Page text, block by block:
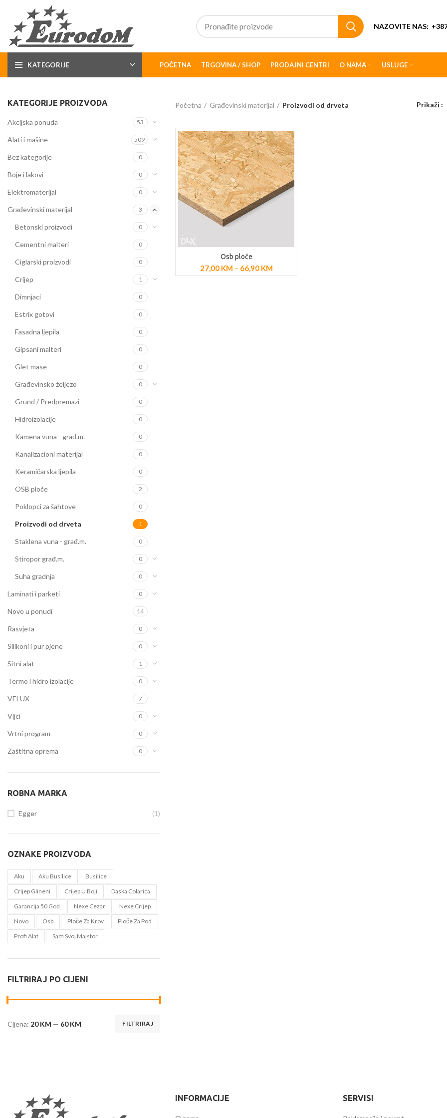
NAZOVITE NAS:
KATEGORIJE POČETNA TRGOVINA / SHOP PRODAJNI CENTRI O NAMA USLUGE
KATEGORIJE PROIZVODA
Akcijska ponuda 53
Alati i mašine 509
Bez kategorije 0
Boje i lakovi 0
Elektromaterijal 0
Građevinski materijal 3
Betonski proizvodi 0
Cementni malteri 0
Ciglarski proizvodi 0
Crijep 1
Dimnjaci 0
Estrix gotovi 0
Fasadna ljepila 0
Gipsani malteri 0
Glet mase 0
Građevinsko željezo 0
Grund / Predpremazi 0
Hidroizolacije 0
Kamena vuna - građ.m. 0
Kanalizacioni materijal 0
Keramičarska ljepila 0
OSB ploče 2
Poklopci za šahtove 0
Proizvodi od drveta 1
Staklena vuna - građ.m. 0
Stiropor građ.m. 0
Suha gradnja 0
Laminati i parketi 0
Novo u ponudi 14
Rasvjeta 0
Silikoni i pur pjene 0
Sitni alat 1
Termo i hidro izolacije 0
VELUX 7
Vijci 0
Vrtni program 0
Zaštitna oprema 0
ROBNA MARKA
Egger (1)
OZNAKE PROIZVODA
Aku Aku Busilice
Busilice
Crijep Glineni
Crijep U Boji
Daska Colarica
Garancija 50 God
Nexe Cezar
Nexe Crijep
Novo
Osb Ploče Za Krov
Ploče Za Pod
Profi Alat
Sam Svoj Majstor
FILTRIRAJ PO CIJENI
FILTRIRAJ
Cijena: 20 KM — 60 KM
Početna Građevinski materijal Proizvodi od drveta Prikaži
POGLEDAJ PROIZVODE
Osb ploče
27,00 KM – 66,90 KM
INFORMACIJE SERVISI